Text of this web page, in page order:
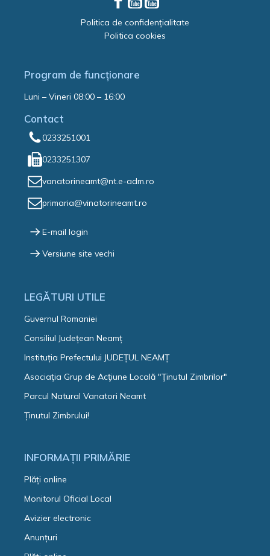
Politica de confidențialitate
Politica cookies
Program de funcționare
Luni – Vineri 08:00 – 16:00
Contact
0233251001
0233251307
vanatorineamt@nt.e-adm.ro
primaria@vinatorineamt.ro
E-mail login
Versiune site vechi
LEGĂTURI UTILE
Guvernul Romaniei
Consiliul Județean Neamț
Instituția Prefectului JUDEȚUL NEAMȚ
Asociaţia Grup de Acţiune Locală "Ţinutul Zimbrilor"
Parcul Natural Vanatori Neamt
Ținutul Zimbrului!
INFORMAȚII PRIMĂRIE
Plăți online
Monitorul Oficial Local
Avizier electronic
Anunțuri